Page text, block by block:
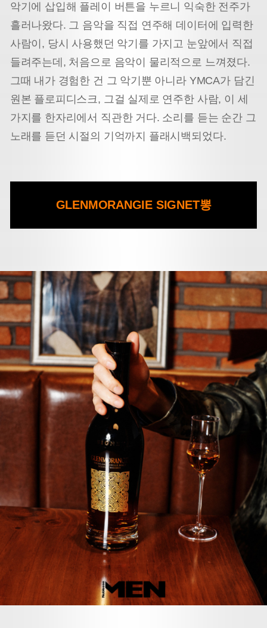
악기에 삽입해 플레이 버튼을 누르니 익숙한 전주가
흘러나왔다. 그 음악을 직접 연주해 데이터에 입력한
사람이, 당시 사용했던 악기를 가지고 눈앞에서 직접
들려주는데, 처음으로 음악이 물리적으로 느껴졌다.
그때 내가 경험한 건 그 악기뿐 아니라 YMCA가 담긴
원본 플로피디스크, 그걸 실제로 연주한 사람, 이 세
가지를 한자리에서 직관한 거다. 소리를 듣는 순간 그
노래를 듣던 시절의 기억까지 플래시백되었다.
GLENMORANGIE SIGNET뽕